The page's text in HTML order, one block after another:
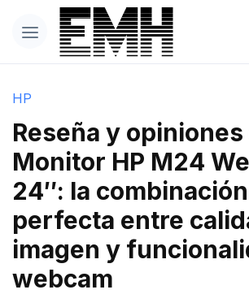
HP
Reseña y opiniones
Monitor HP M24
24″: la combinación
perfecta entre
imagen y
webcam